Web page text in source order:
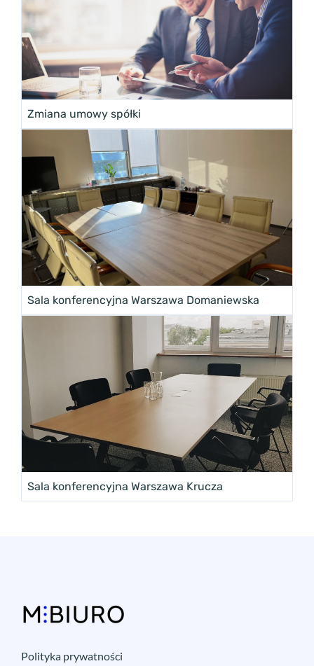
Zmiana umowy spółki
Sala konferencyjna Warszawa Domaniewska
Sala konferencyjna Warszawa Krucza
Polityka prywatności